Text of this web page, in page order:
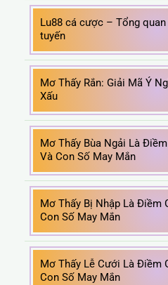
Lu88 cá cược – Tổng
tuyến
Mơ Thấy Rắn: Giải Mã Ý
Xấu
Mơ Thấy Bùa Ngải Là
Và Con Số May Mắn
Mơ Thấy Bị Nhập Là Điềm
Con Số May Mắn
Mơ Thấy Lễ Cưới Là Điềm
Con Số May Mắn